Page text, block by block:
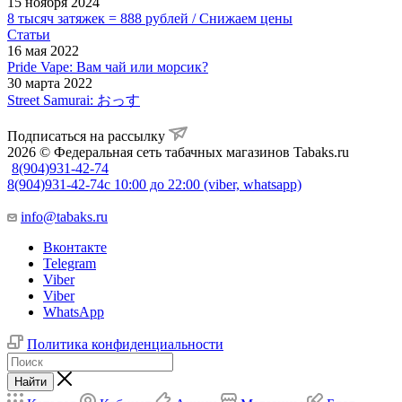
8 тысяч затяжек = 888 рублей / Снижаем цены
Статьи
16 мая 2022
Pride Vape: Вам чай или морсик?
30 марта 2022
Street Samurai: おっす
Подписаться на рассылку
2026 © Федеральная сеть табачных магазинов Tabaks.ru
8(904)931-42-74
8(904)931-42-74с 10:00 до 22:00 (viber, whatsapp)
info@tabaks.ru
Вконтакте
Telegram
Viber
Viber
WhatsApp
Политика конфиденциальности
Найти